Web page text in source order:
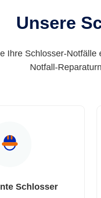
Unsere
Ihre Schlosser-
Notfall-
Schlosser